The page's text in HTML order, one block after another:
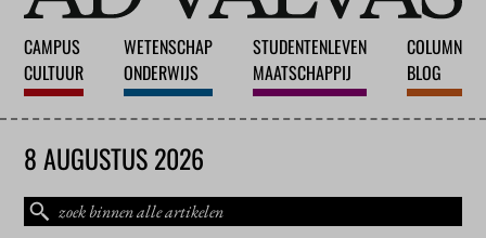
CAMPUS
CULTUUR
WETENSCHAP
ONDERWIJS
STUDENTENLEVEN
MAATSCHAPPIJ
COLUMN
BLOG
8 AUGUSTUS 2026